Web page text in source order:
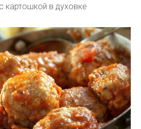
картошкой в духовке